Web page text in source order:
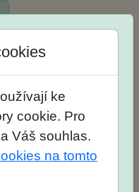
ke
cookie. Pro
Váš souhlas.
na tomto